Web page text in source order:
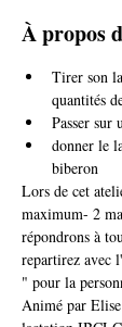
À propos
Tirer son
quantités
Passer sur
donner le
biberon
Lors de cet
maximum- 2
répondrons à
repartirez avec
" pour la
Animé par